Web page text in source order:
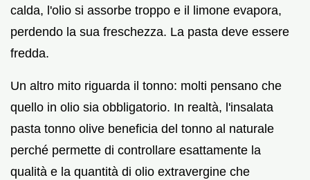
calda, l'olio si assorbe troppo e il limone evapora,
perdendo la sua freschezza. La pasta deve essere
fredda.
Un altro mito riguarda il tonno: molti pensano che
quello in olio sia obbligatorio. In realtà, l'insalata
pasta tonno olive beneficia del tonno al naturale
perché permette di controllare esattamente la
qualità e la quantità di olio extravergine che